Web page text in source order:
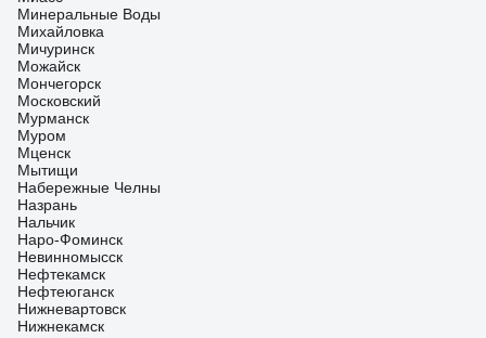
Минеральные Воды
Михайловка
Мичуринск
Можайск
Мончегорск
Московский
Мурманск
Муром
Мценск
Мытищи
Набережные Челны
Назрань
Нальчик
Наро-Фоминск
Невинномысск
Нефтекамск
Нефтеюганск
Нижневартовск
Нижнекамск